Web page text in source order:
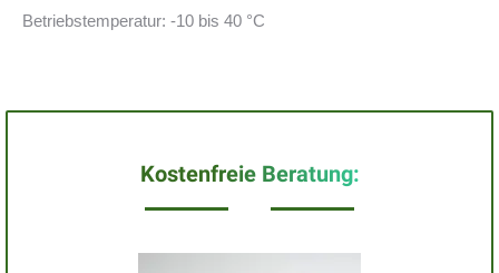
Betriebstemperatur: -10 bis 40 °C
Kostenfreie Beratung: